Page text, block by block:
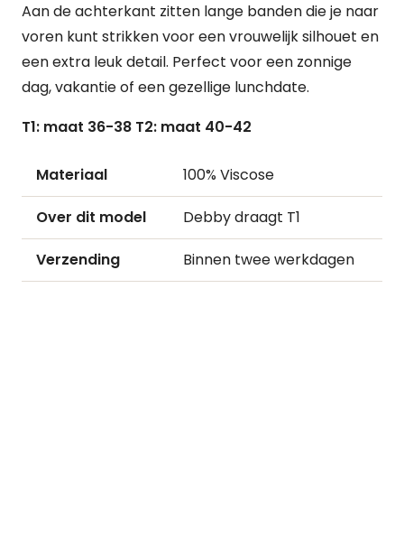
Aan de achterkant zitten lange banden die je naar
voren kunt strikken voor een vrouwelijk silhouet en
een extra leuk detail. Perfect voor een zonnige
dag, vakantie of een gezellige lunchdate.
T1: maat 36-38 T2: maat 40-42
Materiaal 100% Viscose
Over dit model Debby draagt T1
Verzending Binnen twee werkdagen